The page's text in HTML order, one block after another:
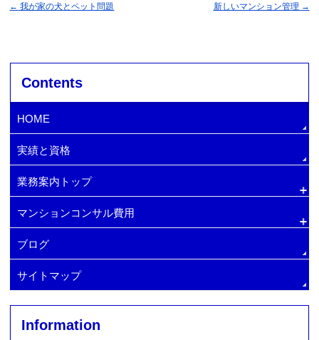
← 我が家の犬とペット問題 新しいマンション管理 →
Contents
HOME
実績と資格
業務案内トップ
排水管・給水管の更新
増圧ポンプへの交換
マンション管理費削減方法
マンション理事長の仕事
大規模修繕コンサルタントの探し方
マンションコンサル費用
マンション顧問契約
ブログ
サイトマップ
Information